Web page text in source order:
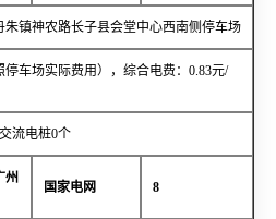
朱镇神农路长子县会堂中心西南侧停车场
停车场实际费用），综合电费：0.83元/
流电桩0个
州
国家电网 8